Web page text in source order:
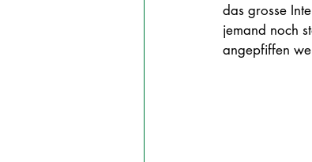
das grosse
jemand noch
angepfiffen